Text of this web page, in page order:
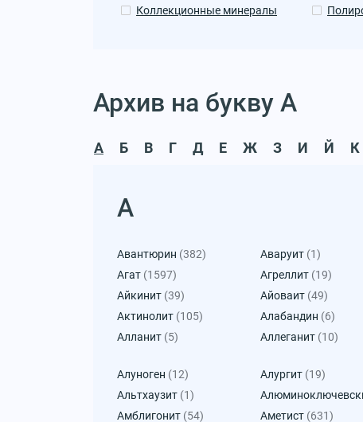
Коллекционные минералы
Архив на букву А
А Б В Г Д Е Ж З И Й К
А
Авантюрин (382) Аваруит (1)
Агат (1597) Агреллит (19)
Айкинит (39) Айоваит (49)
Актинолит (105) Алабандин (6)
Алланит (5) Аллеганит (10)
Алуноген (12) Алургит (19)
Альтхаузит (1)
Амблигонит (54) Аметист (631)